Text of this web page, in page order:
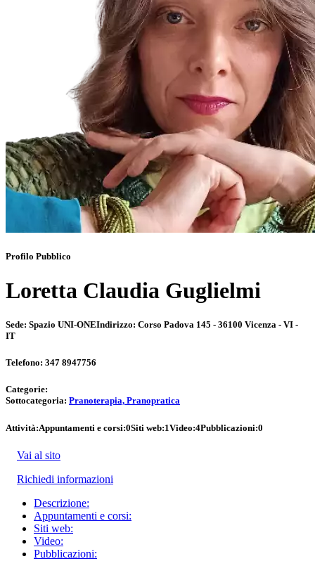
Profilo Pubblico
Loretta Claudia Guglielmi
Sede: Spazio UNI-ONEIndirizzo: Corso Padova 145 - 36100 Vicenza - VI -
IT
Telefono: 347 8947756
Categorie:
Sottocategoria: Pranoterapia, Pranopratica
Attività:Appuntamenti e corsi:0Siti web:1Video:4Pubblicazioni:0
Vai al sito
Richiedi informazioni
Descrizione:
Appuntamenti e corsi:
Siti web:
Video:
Pubblicazioni: